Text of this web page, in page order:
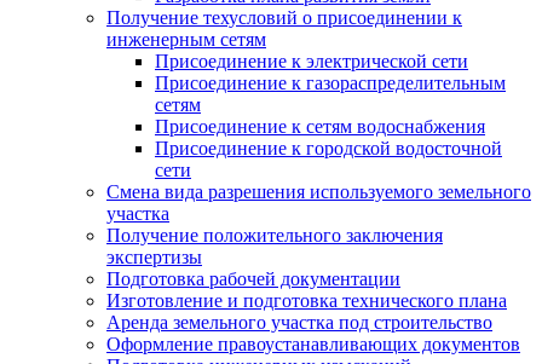
Получение техусловий о присоединении к
инженерным сетям
Присоединение к электрической сети
Присоединение к газораспределительным
сетям
Присоединение к сетям водоснабжения
Присоединение к городской водосточной
сети
Смена вида разрешения используемого земельного
участка
Получение положительного заключения
экспертизы
Подготовка рабочей документации
Изготовление и подготовка технического плана
Аренда земельного участка под строительство
Оформление правоустанавливающих документов